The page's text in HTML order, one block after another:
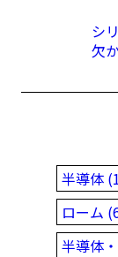
シ
欠
半導体
ローム
半導体